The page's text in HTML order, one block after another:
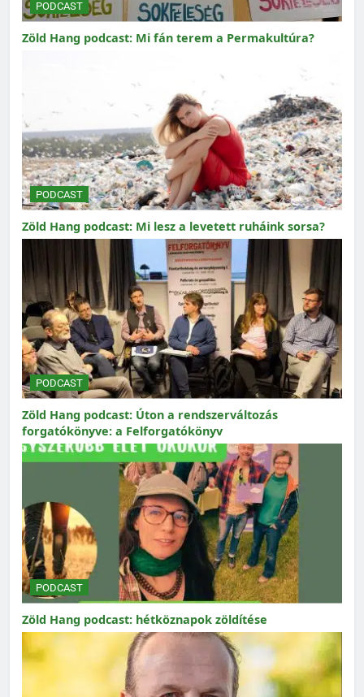
PODCAST
Zöld Hang podcast: Mi fán terem a Permakultúra?
PODCAST
Zöld Hang podcast: Mi lesz a levetett ruháink sorsa?
PODCAST
Zöld Hang podcast: Úton a rendszerváltozás
forgatókönyve: a Felforgatókönyv
PODCAST
Zöld Hang podcast: hétköznapok zöldítése